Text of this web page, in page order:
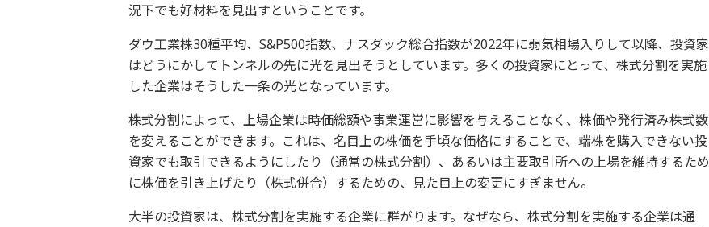
況下でも好材料を見出すということです。
ダウ工業株30種平均、S&P500指数、ナスダック総合指数が2022年に弱気相場入りして以降、投資家
はどうにかしてトンネルの先に光を見出そうとしています。多くの投資家にとって、株式分割を実施
した企業はそうした一条の光となっています。
株式分割によって、上場企業は時価総額や事業運営に影響を与えることなく、株価や発行済み株式数
を変えることができます。これは、名目上の株価を手頃な価格にすることで、端株を購入できない投
資家でも取引できるようにしたり（通常の株式分割）、あるいは主要取引所への上場を維持するため
に株価を引き上げたり（株式併合）するための、見た目上の変更にすぎません。
大半の投資家は、株式分割を実施する企業に群がります。なぜなら、株式分割を実施する企業は通